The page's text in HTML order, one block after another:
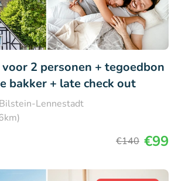
2 personen + tegoedbon
bakker + late check out
Lennestadt
€140 €99